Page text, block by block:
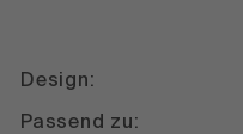
Design:
Passend zu: